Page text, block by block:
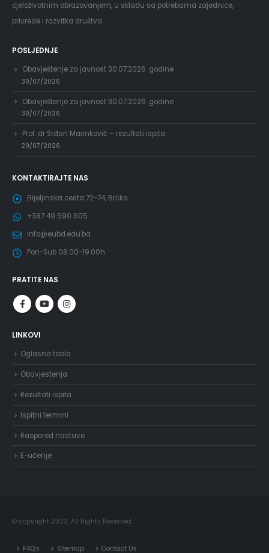
cjeloživotnim obrazovanjem, u skladu sa potrebama zajednice,
privrede i razvitka društva.
POSLJEDNJE
Obavještenje za javnost 30.07.2026. godine
30/07/2026
Obavještenje za javnost 30.07.2026. godine
30/07/2026
Prof. dr Srđan Marinković – rezultati ispita
29/07/2026
KONTAKTIRAJTE NAS
Bijeljinska cesta 72-74, Brčko
+387 49 590 605
info@eubd.edu.ba
Pon-Sub 08.00-19.00h
PRATITE NAS
LINKOVI
Oglasna tabla
Obavjestenja
Rezultati ispita
Ispitni termini
Raspored nastave
E-učenje
© copyright 2022. All Rights Reserved.
FAQ’s Sitemap Contact Us